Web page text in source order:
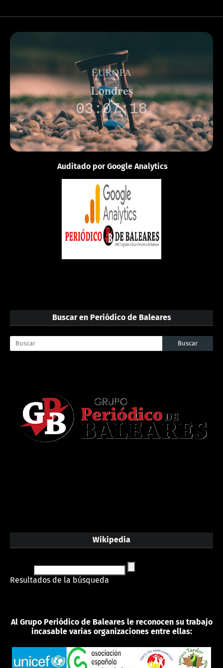
EUROPA
Londres
03:07:18
Auditado por Google Analytics
Buscar en Periódico de Baleares
Wikipedia
Resultados de la búsqueda
Al Grupo Periódico de Baleares le reconocen su trabajo
incasable varias organizaciones entre ellas: